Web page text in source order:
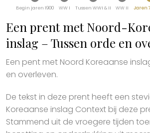
Begin jaren 1900 WW I Tussen WWI & II WW II Jaren
Een prent met Noord-
inslag – Tussen orde en
Een pent met Noord Koreaanse
en overleven.
De tekst in deze prent heeft een
Koreaanse inslag Context bij deze
Stammend uit de vroegere tijden